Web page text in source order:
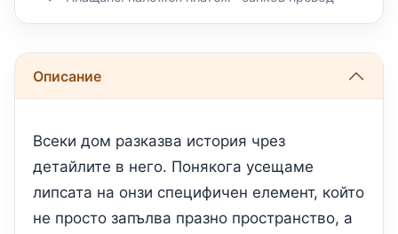
Описание
Всеки дом разказва история чрез
детайлите в него. Понякога усещаме
липсата на онзи специфичен елемент, който
не просто запълва празно пространство, а